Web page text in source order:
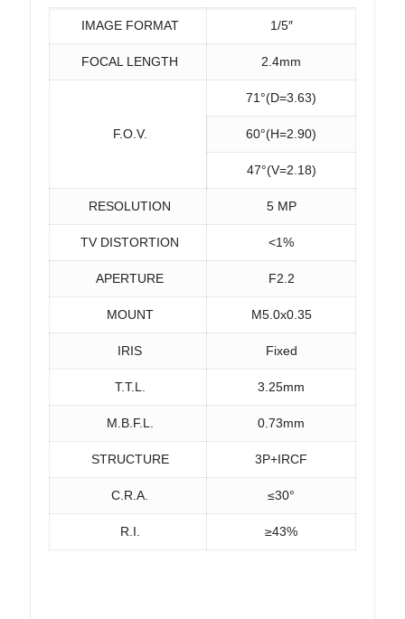
IMAGE FORMAT 1/5″
FOCAL LENGTH 2.4mm
F.O.V.
71°(D=3.63)
60°(H=2.90)
47°(V=2.18)
RESOLUTION 5 MP
TV DISTORTION <1%
APERTURE F2.2
MOUNT M5.0x0.35
IRIS Fixed
T.T.L. 3.25mm
M.B.F.L. 0.73mm
STRUCTURE 3P+IRCF
C.R.A. ≤30°
R.I. ≥43%